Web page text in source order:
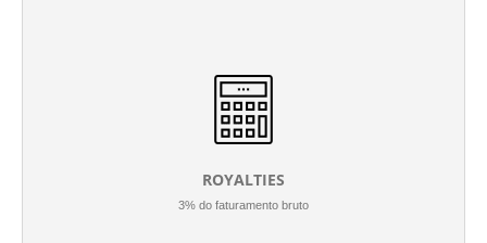
ROYALTIES
3% do faturamento bruto